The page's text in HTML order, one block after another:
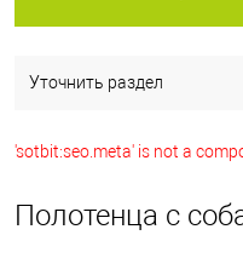
Уточнить раздел
'sotbit:seo.meta' is not a
Полотенца с